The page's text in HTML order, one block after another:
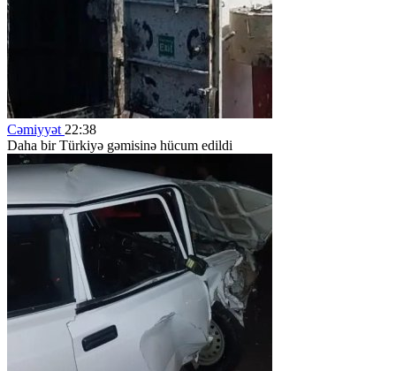
Cəmiyyət 22:38
Daha bir Türkiyə gəmisinə hücum edildi